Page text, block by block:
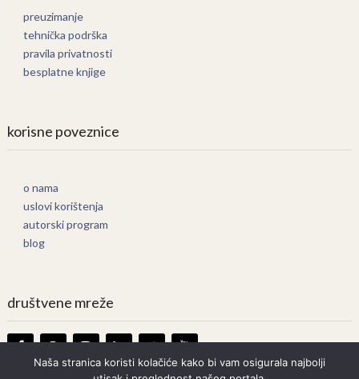
preuzimanje
tehnička podrška
pravila privatnosti
besplatne knjige
korisne poveznice
o nama
uslovi korištenja
autorski program
blog
društvene mreže
Naša stranica koristi kolačiće kako bi vam osigurala najbolji